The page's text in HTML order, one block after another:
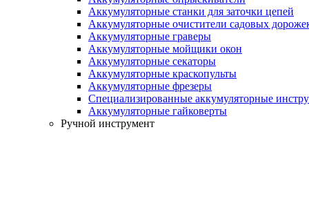
Аккумуляторные станки для заточки цепей
Аккумуляторные очистители садовых
Аккумуляторные граверы
Аккумуляторные мойщики окон
Аккумуляторные секаторы
Аккумуляторные краскопульты
Аккумуляторные фрезеры
Специализированные аккумуляторные
Аккумуляторные гайковерты
Ручной инструмент